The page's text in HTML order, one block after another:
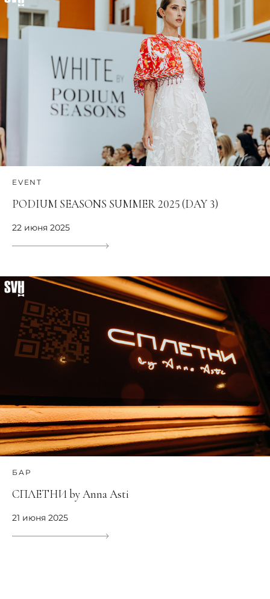
EVENT
PODIUM SEASONS SUMMER 2025 (DAY 3)
22 июня 2025
БАР
СПЛЕТНИ by Anna Asti
21 июня 2025